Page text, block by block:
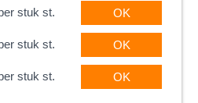
stuk st. OK
stuk st. OK
stuk st. OK